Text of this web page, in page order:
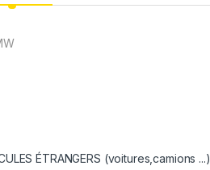
ÉTRANGERS (voitures,camions ...)